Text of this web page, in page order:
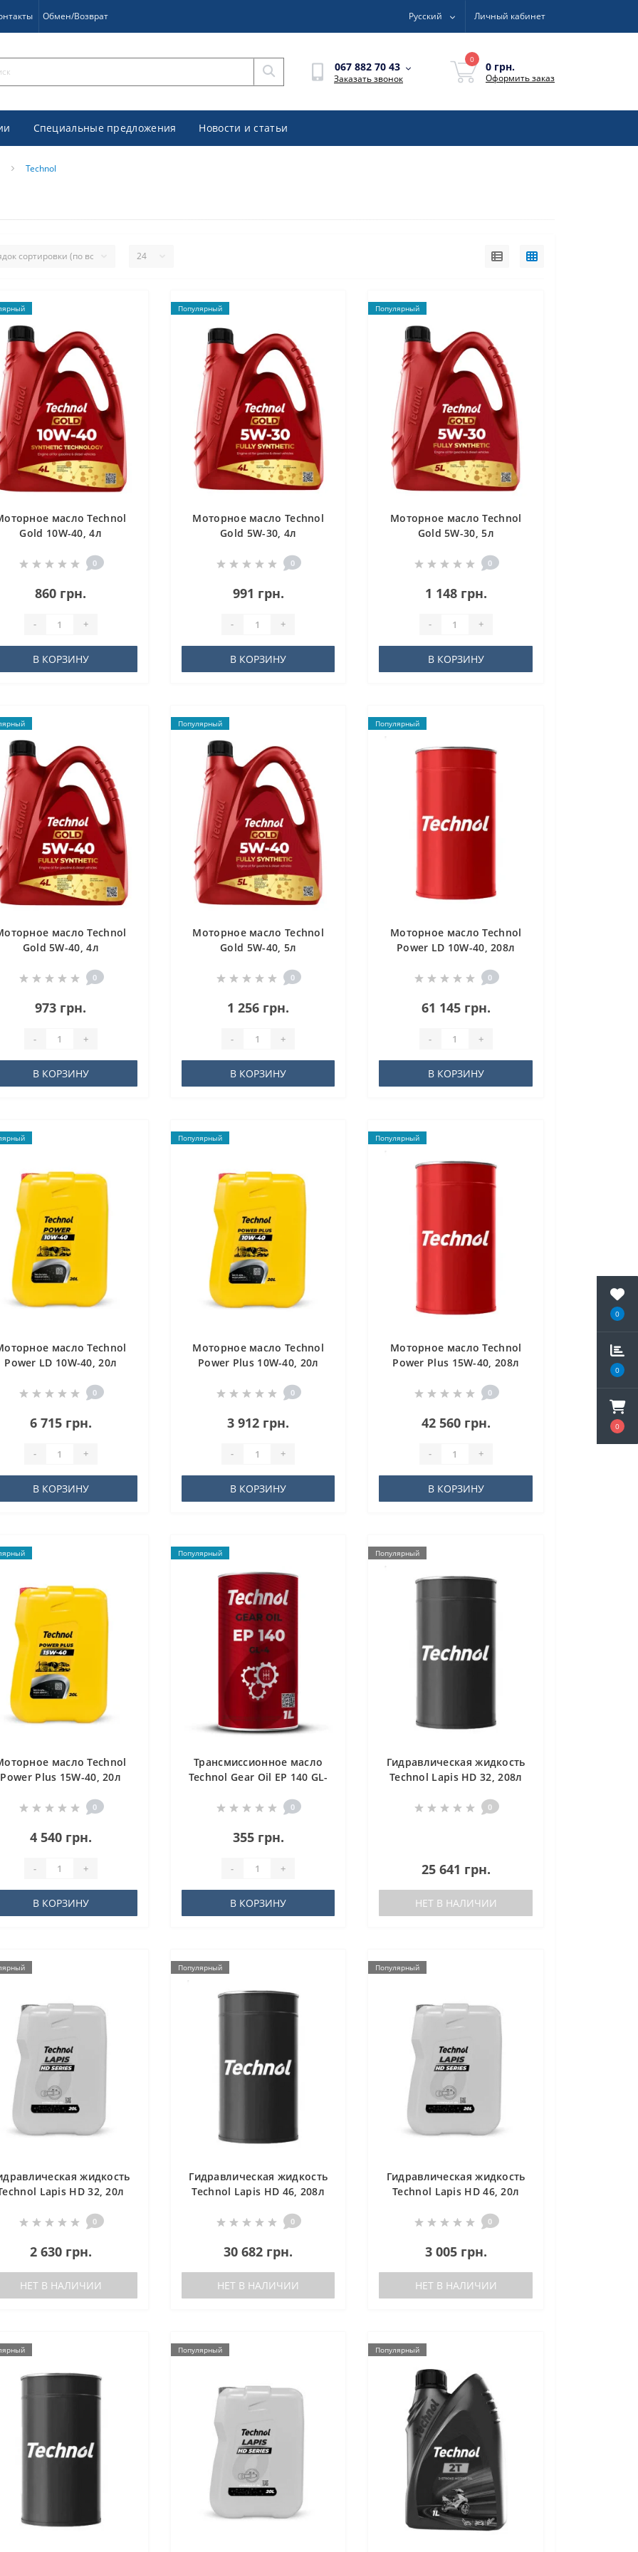
0
0
0
Обмен/Возврат Русский Личный кабинет
067 882 70 43
Заказать звонок
0
0 грн.
Оформить заказ
Специальные предложения Новости и статьи
Technol
масло Technol
Gold 10W-40, 4л
0
860 грн.
- +
В КОРЗИНУ
Популярный
Моторное масло Technol
Gold 5W-30, 4л
0
991 грн.
- +
В КОРЗИНУ
Популярный
Моторное масло Technol
Gold 5W-30, 5л
0
1 148 грн.
- +
В КОРЗИНУ
масло Technol
Gold 5W-40, 4л
0
973 грн.
- +
В КОРЗИНУ
Популярный
Моторное масло Technol
Gold 5W-40, 5л
0
1 256 грн.
- +
В КОРЗИНУ
Популярный
Моторное масло Technol
Power LD 10W-40, 208л
0
61 145 грн.
- +
В КОРЗИНУ
масло Technol
Power LD 10W-40, 20л
0
6 715 грн.
- +
В КОРЗИНУ
Популярный
Моторное масло Technol
Power Plus 10W-40, 20л
0
3 912 грн.
- +
В КОРЗИНУ
Популярный
Моторное масло Technol
Power Plus 15W-40, 208л
0
42 560 грн.
- +
В КОРЗИНУ
масло Technol
Power Plus 15W-40, 20л
0
4 540 грн.
- +
В КОРЗИНУ
Популярный
Трансмиссионное масло
Technol Gear Oil EP 140 GL-
0
355 грн.
- +
В КОРЗИНУ
Популярный
Гидравлическая жидкость
Technol Lapis HD 32, 208л
0
25 641 грн.
НЕТ В НАЛИЧИИ
жидкость
Lapis HD 32, 20л
0
2 630 грн.
НЕТ В НАЛИЧИИ
Популярный
Гидравлическая жидкость
Technol Lapis HD 46, 208л
0
30 682 грн.
НЕТ В НАЛИЧИИ
Популярный
Гидравлическая жидкость
Technol Lapis HD 46, 20л
0
3 005 грн.
НЕТ В НАЛИЧИИ
Популярный Популярный